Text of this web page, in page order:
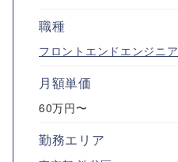
職種
フロントエンドエンジニア
月額単価
60万円〜
勤務エリア